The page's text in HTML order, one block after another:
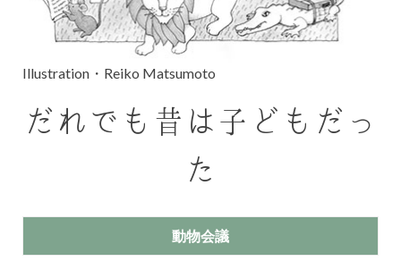
Illustration・Reiko Matsumoto
だれでも昔は子どもだっ
た
動物会議